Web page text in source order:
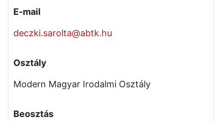
E-mail
deczki.sarolta@abtk.hu
Osztály
Modern Magyar Irodalmi Osztály
Beosztás